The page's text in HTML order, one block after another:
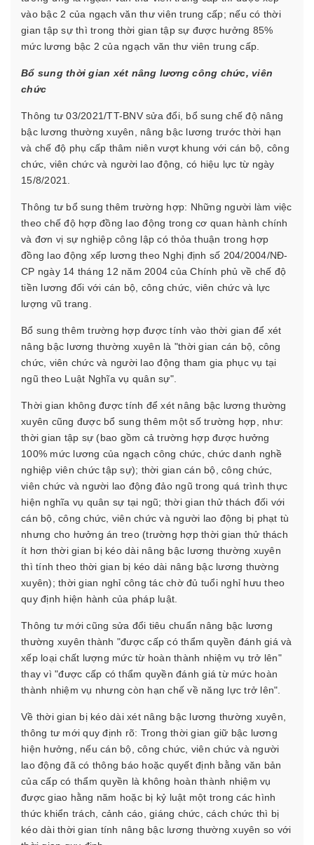
vào bậc 2 của ngạch văn thư viên trung cấp; nếu có thời
gian tập sự thì trong thời gian tập sự được hưởng 85%
mức lương bậc 2 của ngạch văn thư viên trung cấp.
Bổ sung thời gian xét nâng lương công chức, viên
chức
Thông tư 03/2021/TT-BNV sửa đổi, bổ sung chế độ nâng
bậc lương thường xuyên, nâng bậc lương trước thời hạn
và chế độ phụ cấp thâm niên vượt khung với cán bộ, công
chức, viên chức và người lao động, có hiệu lực từ ngày
15/8/2021.
Thông tư bổ sung thêm trường hợp: Những người làm việc
theo chế độ hợp đồng lao động trong cơ quan hành chính
và đơn vị sự nghiệp công lập có thỏa thuận trong hợp
đồng lao động xếp lương theo Nghị định số 204/2004/NĐ-
CP ngày 14 tháng 12 năm 2004 của Chính phủ về chế độ
tiền lương đối với cán bộ, công chức, viên chức và lực
lượng vũ trang.
Bổ sung thêm trường hợp được tính vào thời gian để xét
nâng bậc lương thường xuyên là "thời gian cán bộ, công
chức, viên chức và người lao động tham gia phục vụ tại
ngũ theo Luật Nghĩa vụ quân sự".
Thời gian không được tính để xét nâng bậc lương thường
xuyên cũng được bổ sung thêm một số trường hợp, như:
thời gian tập sự (bao gồm cả trường hợp được hưởng
100% mức lương của ngạch công chức, chức danh nghề
nghiệp viên chức tập sự); thời gian cán bộ, công chức,
viên chức và người lao động đảo ngũ trong quá trình thực
hiện nghĩa vụ quân sự tại ngũ; thời gian thử thách đối với
cán bộ, công chức, viên chức và người lao động bị phạt tù
nhưng cho hưởng án treo (trường hợp thời gian thử thách
ít hơn thời gian bị kéo dài nâng bậc lương thường xuyên
thì tính theo thời gian bị kéo dài nâng bậc lương thường
xuyên); thời gian nghỉ công tác chờ đủ tuổi nghỉ hưu theo
quy định hiện hành của pháp luật.
Thông tư mới cũng sửa đổi tiêu chuẩn nâng bậc lương
thường xuyên thành "được cấp có thẩm quyền đánh giá và
xếp loại chất lượng mức từ hoàn thành nhiệm vụ trở lên"
thay vì "được cấp có thẩm quyền đánh giá từ mức hoàn
thành nhiệm vụ nhưng còn hạn chế về năng lực trở lên".
Về thời gian bị kéo dài xét nâng bậc lương thường xuyên,
thông tư mới quy định rõ: Trong thời gian giữ bậc lương
hiện hưởng, nếu cán bộ, công chức, viên chức và người
lao động đã có thông báo hoặc quyết định bằng văn bản
của cấp có thẩm quyền là không hoàn thành nhiệm vụ
được giao hằng năm hoặc bị kỷ luật một trong các hình
thức khiển trách, cảnh cáo, giáng chức, cách chức thì bị
kéo dài thời gian tính nâng bậc lương thường xuyên so với